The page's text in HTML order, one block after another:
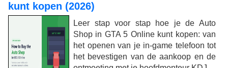
kunt kopen (2026)
Leer stap voor stap hoe je de Auto
Shop in GTA 5 Online kunt kopen: van
het openen van je in-game telefoon tot
het bevestigen van de aankoop en de